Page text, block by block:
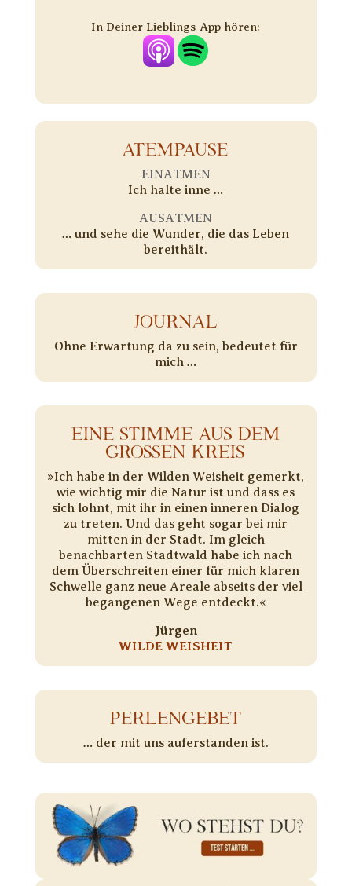
In Deiner Lieblings-App hören:
ATEMPAUSE
EINATMEN
Ich halte inne …
AUSATMEN
… und sehe die Wunder, die das Leben
bereithält.
JOURNAL
Ohne Erwartung da zu sein, bedeutet für
mich …
EINE STIMME AUS DEM
GROSSEN KREIS
»Ich habe in der Wilden Weisheit gemerkt,
wie wichtig mir die Natur ist und dass es
sich lohnt, mit ihr in einen inneren Dialog
zu treten. Und das geht sogar bei mir
mitten in der Stadt. Im gleich
benachbarten Stadtwald habe ich nach
dem Überschreiten einer für mich klaren
Schwelle ganz neue Areale abseits der viel
begangenen Wege entdeckt.«
Jürgen
WILDE WEISHEIT
PERLENGEBET
… der mit uns auferstanden ist.